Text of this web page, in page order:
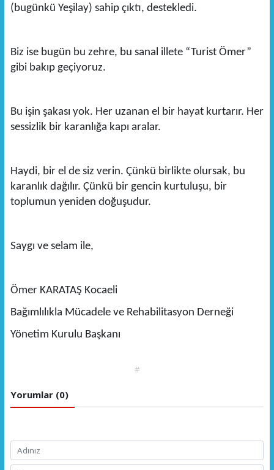
(bugünkü Yeşilay) sahip çıktı, destekledi.
Biz ise bugün bu zehre, bu sanal illete “Turist Ömer”
gibi bakıp geçiyoruz.
Bu işin şakası yok. Her uzanan el bir hayat kurtarır. Her
sessizlik bir karanlığa kapı aralar.
Haydi, bir el de siz verin. Çünkü birlikte olursak, bu
karanlık dağılır. Çünkü bir gencin kurtuluşu, bir
toplumun yeniden doğuşudur.
Saygı ve selam ile,
Ömer KARATAŞ Kocaeli
Bağımlılıkla Mücadele ve Rehabilitasyon Derneği
Yönetim Kurulu Başkanı
#
Yorumlar (0)